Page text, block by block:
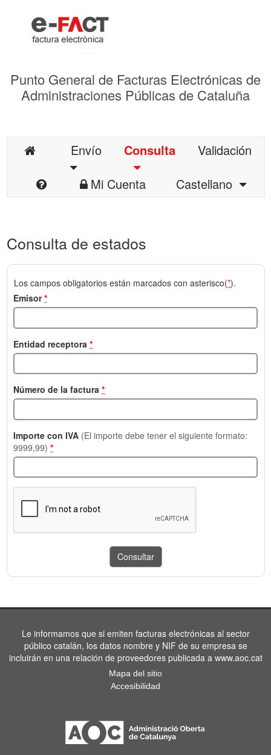
Punto General de Facturas Electrónicas de
Administraciones Públicas de Cataluña
Envío Consulta
Validación
Mi Cuenta
Castellano
Consulta de estados
Los campos obligatorios están marcados con asterisco(*).
Emisor*
Entidad receptora *
Número de la factura *
Importe con IVA (El importe debe tener el siguiente formato:
9999,99) *
Le informamos que si emiten facturas electrónicas al sector
público catalán, los datos nombre y NIF de su empresa se
incluirán en una relación de proveedores publicada a www.aoc.cat
Mapa del sitio
Accesibilidad